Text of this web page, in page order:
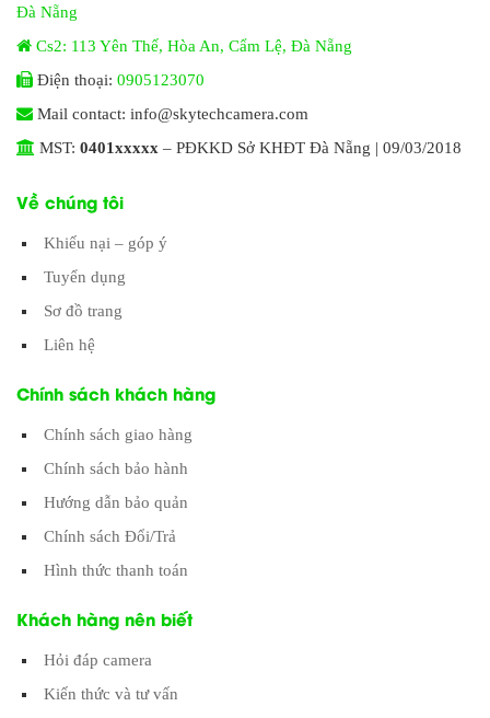
Đà Nẵng
Cs2: 113 Yên Thế, Hòa An, Cẩm Lệ, Đà Nẵng
Điện thoại: 0905123070
Mail contact: info@skytechcamera.com
MST: 0401xxxxx – PĐKKD Sở KHĐT Đà Nẵng | 09/03/2018
Về chúng tôi
Khiếu nại – góp ý
Tuyển dụng
Sơ đồ trang
Liên hệ
Chính sách khách hàng
Chính sách giao hàng
Chính sách bảo hành
Hướng dẫn bảo quản
Chính sách Đổi/Trả
Hình thức thanh toán
Khách hàng nên biết
Hỏi đáp camera
Kiến thức và tư vấn